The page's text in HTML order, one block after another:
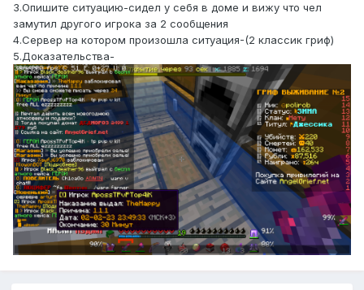
3.Опишите ситуацию-сидел у себя в доме и вижу что чел
замутил другого игрока за 2 сообщения
4.Сервер на котором произошла ситуация-(2 классик гриф)
5.Доказательства-